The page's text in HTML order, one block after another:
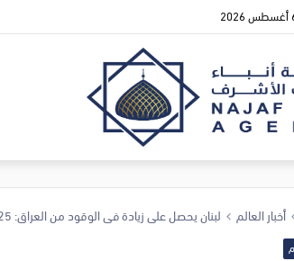
أخبار العالم لبنان يحصل على زيادة في الوقود من العراق: 125 ألف طن شهريًا